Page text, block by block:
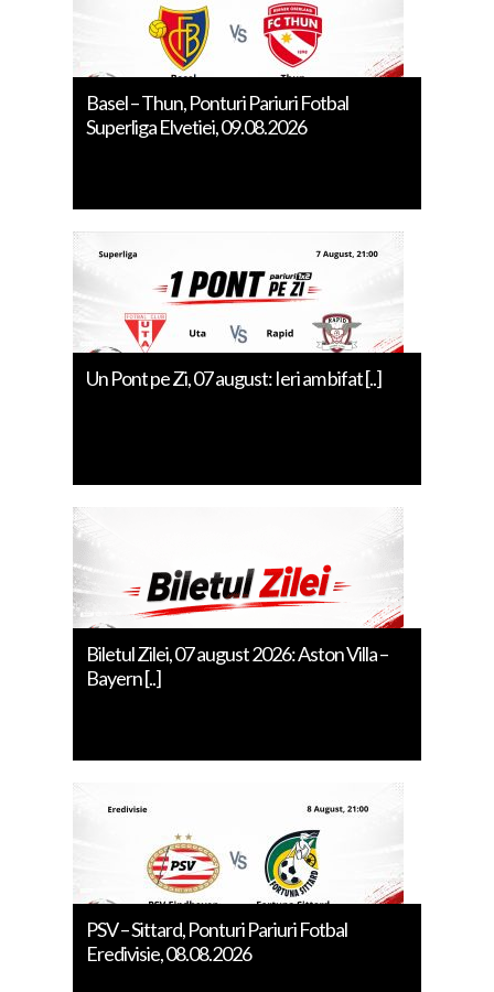
Basel – Thun, Ponturi Pariuri Fotbal
Superliga Elvetiei, 09.08.2026
Un Pont pe Zi, 07 august: Ieri am bifat [..]
Biletul Zilei, 07 august 2026: Aston Villa –
Bayern [..]
PSV – Sittard, Ponturi Pariuri Fotbal
Eredivisie, 08.08.2026